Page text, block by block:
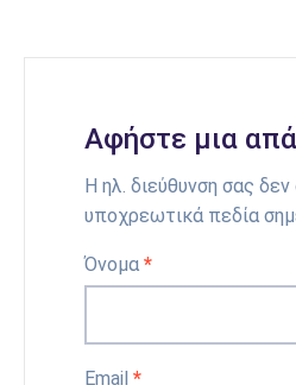
Αφήστε μια
Η ηλ. διεύθυνση σας δεν
υποχρεωτικά πεδία
Όνομα *
Email *